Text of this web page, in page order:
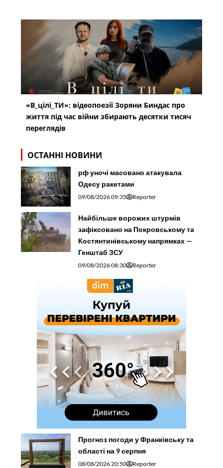
«В_цілі_ТИ»: відеопоезії Зоряни Биндас про
життя під час війни збирають десятки тисяч
переглядів
ОСТАННІ НОВИНИ
рф уночі масовано атакувала
Одесу ракетами
09/08/2026 09:35 Reporter
Найбільше ворожих штурмів
зафіксовано на Покровському та
Костянтинівському напрямках —
Генштаб ЗСУ
09/08/2026 08:30 Reporter
Прогноз погоди у Франківську та
області на 9 серпня
08/08/2026 20:50 Reporter